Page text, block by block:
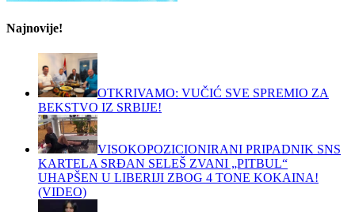
Najnovije!
OTKRIVAMO: VUČIĆ SVE SPREMIO ZA
BEKSTVO IZ SRBIJE!
VISOKOPOZICIONIRANI PRIPADNIK SNS
KARTELA SRĐAN SELEŠ ZVANI „PITBUL“
UHAPŠEN U LIBERIJI ZBOG 4 TONE KOKAINA!
(VIDEO)